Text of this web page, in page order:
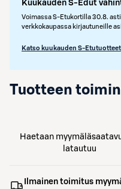
Kuukauden S-Edut
Voimassa S-Etukortilla 30.8.
verkkokaupassa kirjautuneille
Katso kuukauden S-Etutuotteet
Tuotteen
Haetaan
latautuu
Ilmainen toimitus